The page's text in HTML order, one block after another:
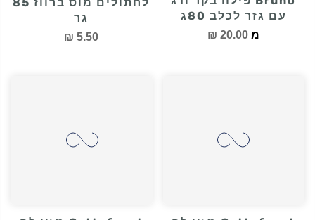
עם גזר לכלב 80ג
מ20.00 ₪
גר
5.50 ₪